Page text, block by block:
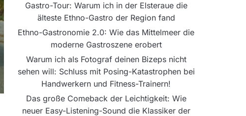
Gastro-Tour: Warum ich in der Elsteraue die
älteste Ethno-Gastro der Region fand
Ethno-Gastronomie 2.0: Wie das Mittelmeer die
moderne Gastroszene erobert
Warum ich als Fotograf deinen Bizeps nicht
sehen will: Schluss mit Posing-Katastrophen bei
Handwerkern und Fitness-Trainern!
Das große Comeback der Leichtigkeit: Wie
neuer Easy-Listening-Sound die Klassiker der